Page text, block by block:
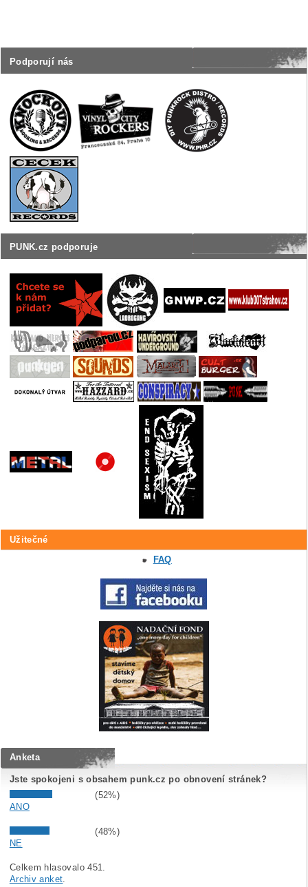
Podporují nás
PUNK.cz podporuje
Užitečné
FAQ
Anketa
Jste spokojeni s obsahem punk.cz po obnovení stránek?
(52%)
ANO
(48%)
NE
Celkem hlasovalo 451.
Archiv anket.